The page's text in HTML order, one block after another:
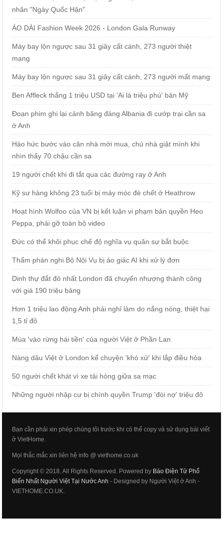
nhân "Ngày Quốc Hận"
ÁO DÀI Fashion Week 2026 - London Gala Runway
Máy bay lộn ngược sau 31 giây cất cánh, 273 người thiệt
mạng
Máy bay lộn ngược sau 31 giây cất cánh, 273 người mất mạng
Ben Affleck thắng 1 triệu USD tại 'Ai là triệu phú' bản Mỹ
Đoạn phim ghi lại cảnh băng đảng Albania đi cướp trại cần sa
ở Anh
Háo hức bước vào căn nhà mới mua, chủ nhà giật mình khi
nhìn thấy 70 chậu cần sa
19 người chết khi đi tắt qua các đường ray ở Anh
Kỹ sư hàng không 23 tuổi bị máy móc đè chết ở Heathrow
Hoạt hình Wolfoo của VN bị kết luận vi phạm bản quyền Heo
Peppa, phải gỡ toàn bộ video
Đức có thể khôi phục chế độ nghĩa vụ quân sự bắt buộc
Thẩm phán nghi Bộ Nội Vụ bị ảo giác AI khi xử lý đơn
Dinh thự đắt đỏ nhất London đã chuyển nhượng thành công
với giá 190 triệu bảng
Hơn 1 triệu lao động Anh phải nghỉ làm do nắng nóng, thiệt hại
1,5 tỉ đô
Mùa 'vào rừng hái tiền' của người Việt ở Phần Lan
Nàng dâu Việt ở London kể chuyện 'khó xử' khi lắp điều hòa
50 người chết khát vì xe tải hỏng giữa sa mạc
Những người nhập cư bị chính quyền Trump 'đòi nợ' triệu đô
Bạn cần phải xin phép chúng tôi trước khi có thể copy và sử dụng bài viết
ở VietHome.
Mọi thắc mắc xin liên hệ info @ viethome.co.uk
Copyright © 2018. All Rights Reserved. Powered by Báo Điện Tử Phổ
Biến Nhất Người Việt Tại Nước Anh - Designed by Người Việt ở Anh -
VIETHOME.CO.UK.